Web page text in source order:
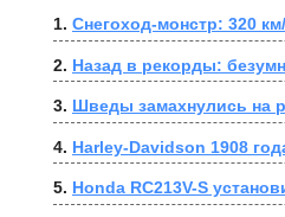
1. Снегоход-монстр: 320
2. Назад в рекорды:
3. Шведы замахнулись на
4. Harley-Davidson 1908
5. Honda RC213V-S